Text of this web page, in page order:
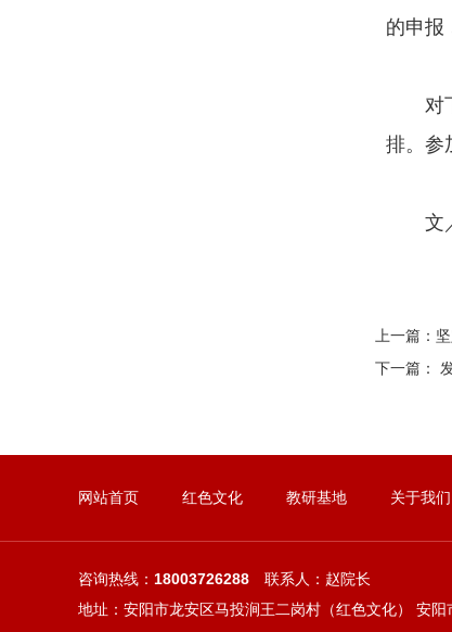
的申报
对下
排。参
文／
上一篇：
下一篇：
网站首页 红色文化 教研基地 关于我们
咨询热线： 18003726288 联系人：赵院长
地址：安阳市龙安区马投涧王二岗村（红色文化） 安阳